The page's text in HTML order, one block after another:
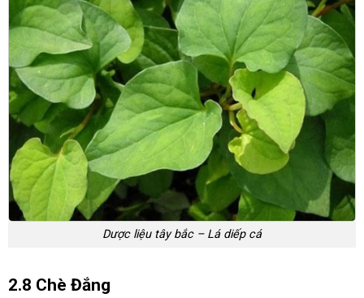
Dược liệu tây bắc – Lá diếp cá
2.8 Chè Đắng